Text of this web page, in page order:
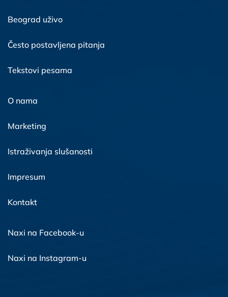
Beograd uživo
Često postavljena pitanja
Tekstovi pesama
O nama
Marketing
Istraživanja slušanosti
Impresum
Kontakt
Naxi na Facebook-u
Naxi na Instagram-u